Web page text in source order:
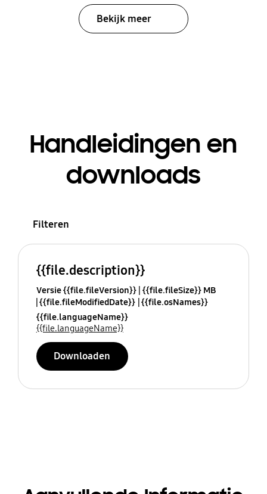
Bekijk meer
Handleidingen en
downloads
Filteren
{{file.description}}
Versie {{file.fileVersion}} {{file.fileSize}} MB
{{file.fileModifiedDate}} {{file.osNames}}
{{file.languageName}}
{{file.languageName}}
Downloaden